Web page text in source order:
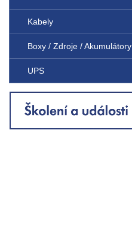
Kabely
Boxy / Zdroje / Akumulátory
UPS